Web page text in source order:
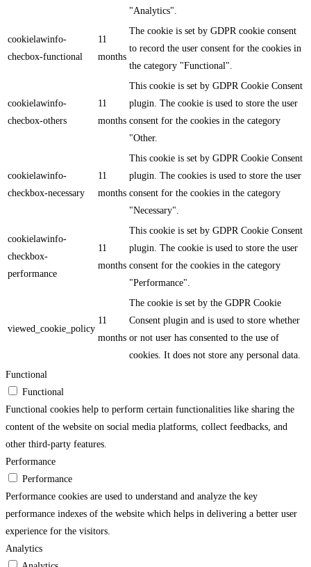
"Analytics".
cookielawinfo-
checbox-functional
11
months
The cookie is set by GDPR cookie consent
to record the user consent for the cookies in
the category "Functional".
cookielawinfo-
checbox-others
11
months
This cookie is set by GDPR Cookie Consent
plugin. The cookie is used to store the user
consent for the cookies in the category
"Other.
cookielawinfo-
checkbox-necessary
11
months
This cookie is set by GDPR Cookie Consent
plugin. The cookies is used to store the user
consent for the cookies in the category
"Necessary".
cookielawinfo-
checkbox-
performance
11
months
This cookie is set by GDPR Cookie Consent
plugin. The cookie is used to store the user
consent for the cookies in the category
"Performance".
viewed_cookie_policy
11
months
The cookie is set by the GDPR Cookie
Consent plugin and is used to store whether
or not user has consented to the use of
cookies. It does not store any personal data.
Functional
Functional
Functional cookies help to perform certain functionalities like sharing the
content of the website on social media platforms, collect feedbacks, and
other third-party features.
Performance
Performance
Performance cookies are used to understand and analyze the key
performance indexes of the website which helps in delivering a better user
experience for the visitors.
Analytics